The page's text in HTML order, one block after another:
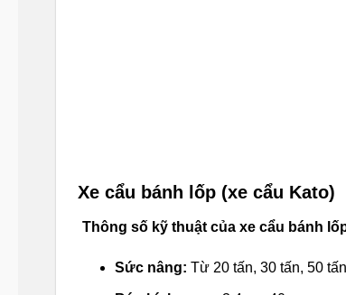
Xe cẩu bánh lốp (xe cẩu Kato)
Thông số kỹ thuật của xe cẩu bánh
Sức nâng: Từ 20 tấn, 30 tấn, 50